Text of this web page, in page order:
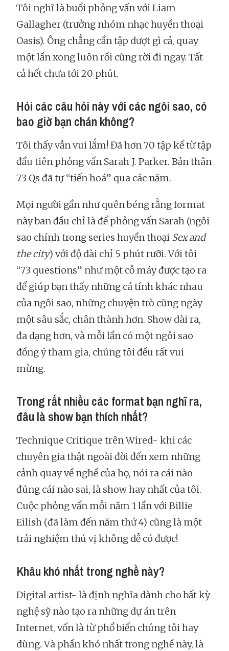
Tôi nghĩ là buổi phỏng vấn với Liam
Gallagher (trưởng nhóm nhạc huyền thoại
Oasis). Ông chẳng cần tập dượt gì cả, quay
một lần xong luôn rồi cũng rời đi ngay. Tất
cả hết chưa tới 20 phút.
Hỏi các câu hỏi này với các ngôi sao, có
bao giờ bạn chán không?
Tôi thấy vẫn vui lắm! Đã hơn 70 tập kể từ tập
đầu tiên phỏng vấn Sarah J. Parker. Bản thân
73 Qs đã tự “tiến hoá” qua các năm.
Mọi người gần như quên béng rằng format
này ban đầu chỉ là để phỏng vấn Sarah (ngôi
sao chính trong series huyền thoại Sex and
the city) với độ dài chỉ 5 phút rưỡi. Với tôi
“73 questions” như một cỗ máy được tạo ra
để giúp bạn thấy những cá tính khác nhau
của ngôi sao, những chuyện trò cũng ngày
một sâu sắc, chân thành hơn. Show dài ra,
đa dạng hơn, và mỗi lần có một ngôi sao
đồng ý tham gia, chúng tôi đều rất vui
mừng.
Trong rất nhiều các format bạn nghĩ ra,
đâu là show bạn thích nhất?
Technique Critique trên Wired- khi các
chuyên gia thật ngoài đời đến xem những
cảnh quay về nghề của họ, nói ra cái nào
đúng cái nào sai, là show hay nhất của tôi.
Cuộc phỏng vấn mỗi năm 1 lần với Billie
Eilish (đã làm đến năm thứ 4) cũng là một
trải nghiệm thú vị không dễ có được!
Khâu khó nhất trong nghề này?
Digital artist- là định nghĩa dành cho bất kỳ
nghệ sỹ nào tạo ra những dự án trên
Internet, vốn là từ phổ biến chúng tôi hay
dùng. Và phần khó nhất trong nghề này, là